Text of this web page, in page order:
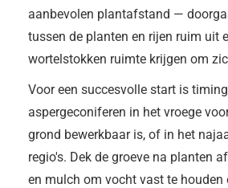
aanbevolen plantafstand —
tussen de planten en rijen ruim uit
wortelstokken ruimte krijgen om
Voor een succesvolle start is
aspergeconiferen in het vroege
grond bewerkbaar is, of in het
regio's. Dek de groeve na planten
en mulch om vocht vast te houden